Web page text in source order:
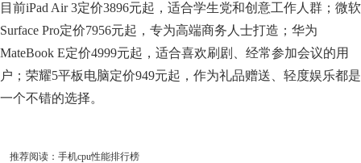
目前iPad Air 3定价3896元起，适合学生党和创意工作人群；微软
Surface Pro定价7956元起，专为高端商务人士打造；华为
MateBook E定价4999元起，适合喜欢刷剧、经常参加会议的用
户；荣耀5平板电脑定价949元起，作为礼品赠送、轻度娱乐都是
一个不错的选择。
推荐阅读： 手机cpu性能排行榜